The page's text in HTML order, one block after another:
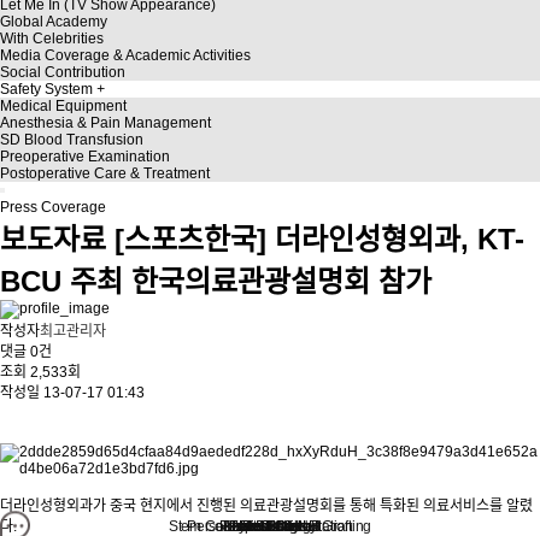
Personalized Consultation
Stem Cell
Stem Cell Liposuction & Grafting
Face & Body Lift
Petit & Lifting
Breast Surgery
LAST Diet
Eyes & Nose
Reviews
About TheLINE
Let Me In (TV Show Appearance)
Global Academy
With Celebrities
Media Coverage & Academic Activities
Social Contribution
Safety System
Medical Equipment
Anesthesia & Pain Management
SD Blood Transfusion
Preoperative Examination
Postoperative Care & Treatment
Press Coverage
보도자료 [스포츠한국] 더라인성형외과, KT-
BCU 주최 한국의료관광설명회 참가
작성자최고관리자
댓글 0건
조회 2,533회
작성일 13-07-17 01:43
더라인성형외과가 중국 현지에서 진행된 의료관광설명회를 통해 특화된 의료서비스를 알렸
다.